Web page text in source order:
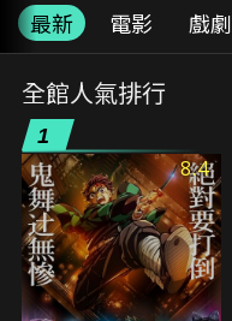
最新 電影 戲劇
全館人氣排行
1
8.4